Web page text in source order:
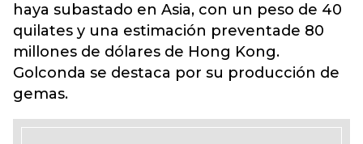
haya subastado en Asia, con un peso de 40
quilates y una estimación preventade 80
millones de dólares de Hong Kong.
Golconda se destaca por su producción de
gemas.